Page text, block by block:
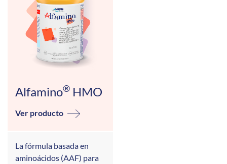
Alfamino® HMO
Ver producto
La fórmula basada en
aminoácidos (AAF) para